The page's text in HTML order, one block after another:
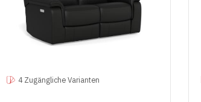
4 Zugängliche Varianten